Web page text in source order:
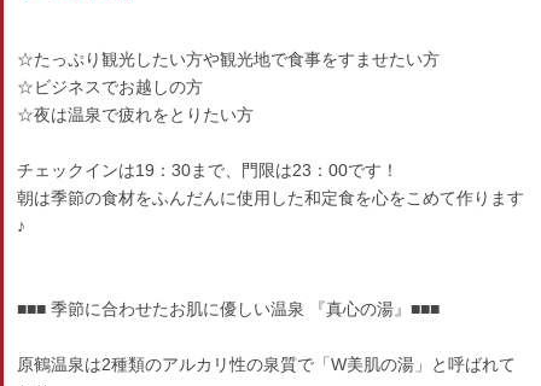
☆たっぷり観光したい方や観光地で食事をすませたい方
☆ビジネスでお越しの方
☆夜は温泉で疲れをとりたい方
チェックインは19：30まで、門限は23：00です！
朝は季節の食材をふんだんに使用した和定食を心をこめて作ります
♪
■■■ 季節に合わせたお肌に優しい温泉 『真心の湯』■■■
原鶴温泉は2種類のアルカリ性の泉質で「W美肌の湯」と呼ばれて